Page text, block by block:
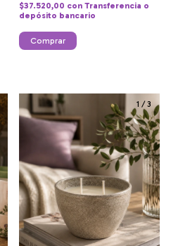
$37.520,00 con Transferencia o
depósito bancario
Comprar
1 /3